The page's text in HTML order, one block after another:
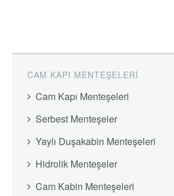
CAM KAPI MENTEŞELERI
Cam Kapı Menteşeleri
Serbest Menteşeler
Yaylı Duşakabin Menteşeleri
Hidrolik Menteşeler
Cam Kabin Menteşeleri